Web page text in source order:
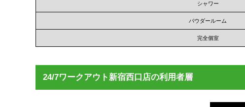
シャワー
パウダールーム
完全個室
24/7ワークアウト新宿西口店の利用者層